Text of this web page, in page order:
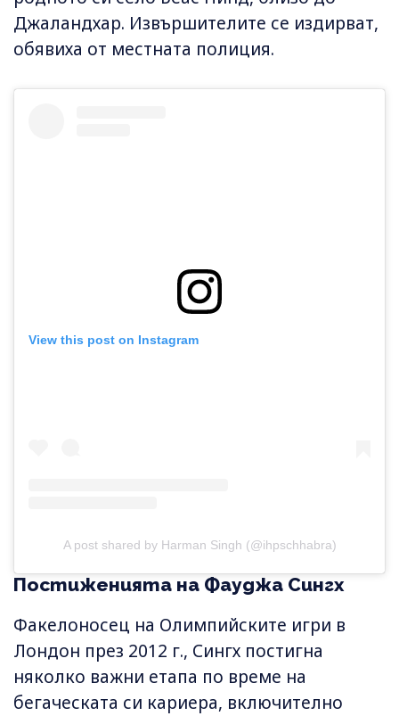
Джаландхар. Извършителите се издирват,
обявиха от местната полиция.
View this post on Instagram
A post shared by Harman Singh (@ihpschhabra)
Постиженията на Фауджа Сингх
Факелоносец на Олимпийските игри в
Лондон през 2012 г., Сингх постигна
няколко важни етапа по време на
бегаческата си кариера, включително